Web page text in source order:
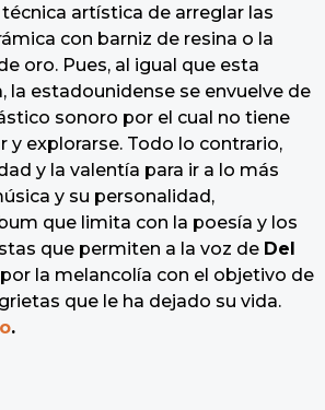
artística de arreglar las
con barniz de resina o la
oro. Pues, al igual que esta
la estadounidense se envuelve de
sonoro por el cual no tiene
y explorarse. Todo lo contrario,
y la valentía para ir a lo más
y su personalidad,
que limita con la poesía y los
que permiten a la voz de Del
la melancolía con el objetivo de
que le ha dejado su vida.
.